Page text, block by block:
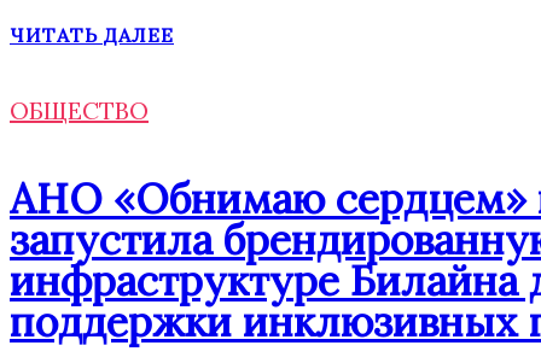
ЧИТАТЬ ДАЛЕЕ
ОБЩЕСТВО
АНО «Обнимаю сердцем»
запустила
инфраструктуре Билайна
поддержки инклюзивных